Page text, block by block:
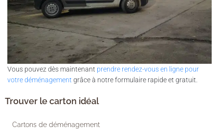
Vous pouvez dès maintenant prendre rendez-vous en ligne pour
votre déménagement grâce à notre formulaire rapide et gratuit.
Trouver le carton idéal
Cartons de déménagement